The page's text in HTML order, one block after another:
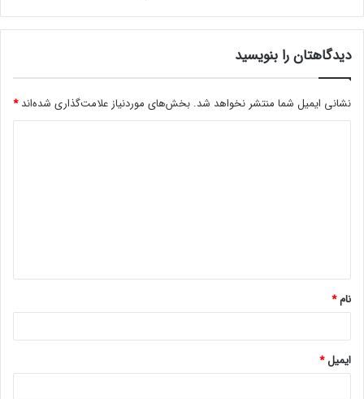
دیدگاهتان را بنویسید
نشانی ایمیل شما منتشر نخواهد شد. بخش‌های موردنیاز علامت‌گذاری شده‌اند*
*
نام*
ایمیل*